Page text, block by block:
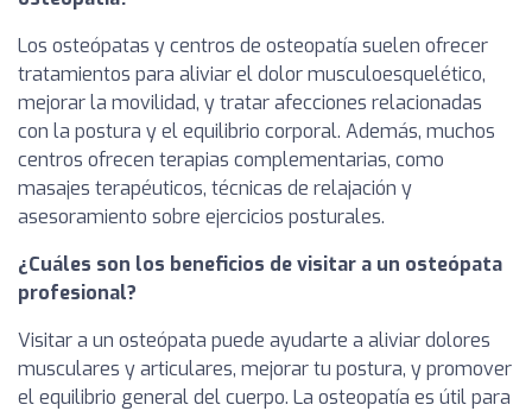
Los osteópatas y centros de osteopatía suelen ofrecer
tratamientos para aliviar el dolor musculoesquelético,
mejorar la movilidad, y tratar afecciones relacionadas
con la postura y el equilibrio corporal. Además, muchos
centros ofrecen terapias complementarias, como
masajes terapéuticos, técnicas de relajación y
asesoramiento sobre ejercicios posturales.
¿Cuáles son los beneficios de visitar a un osteópata
profesional?
Visitar a un osteópata puede ayudarte a aliviar dolores
musculares y articulares, mejorar tu postura, y promover
el equilibrio general del cuerpo. La osteopatía es útil para